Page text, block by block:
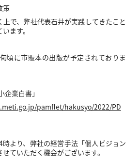
策
上で、弊社代表石井が実践してきたこと
ます。
頃に市販本の出版が予定されておりま
業白書」
pamflet/hakusyo/2022/PD
より、弊社の経営手法「個人ビジョン
ていただく機会がございます。